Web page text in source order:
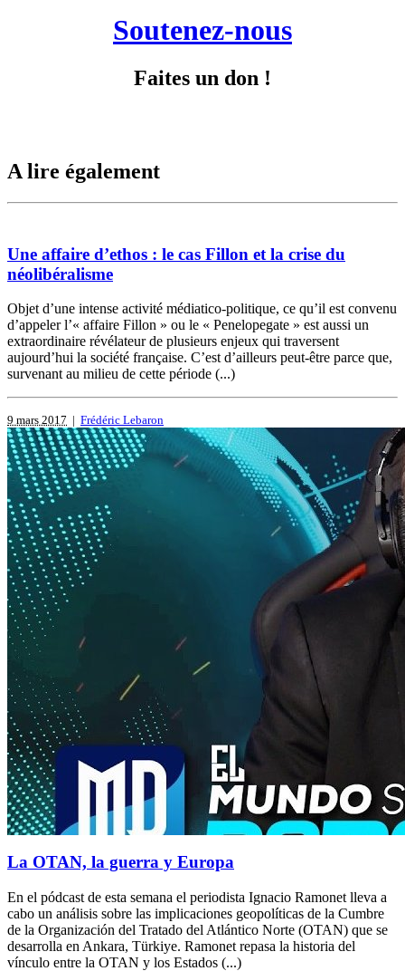
Soutenez-nous
Faites un don !
A lire également
Une affaire d’ethos : le cas Fillon et la crise du
néolibéralisme
Objet d’une intense activité médiatico-politique, ce qu’il est convenu
d’appeler l’« affaire Fillon » ou le « Penelopegate » est aussi un
extraordinaire révélateur de plusieurs enjeux qui traversent
aujourd’hui la société française. C’est d’ailleurs peut-être parce que,
survenant au milieu de cette période (...)
9 mars 2017 | Frédéric Lebaron
La OTAN, la guerra y Europa
En el pódcast de esta semana el periodista Ignacio Ramonet lleva a
cabo un análisis sobre las implicaciones geopolíticas de la Cumbre
de la Organización del Tratado del Atlántico Norte (OTAN) que se
desarrolla en Ankara, Türkiye. Ramonet repasa la historia del
vínculo entre la OTAN y los Estados (...)